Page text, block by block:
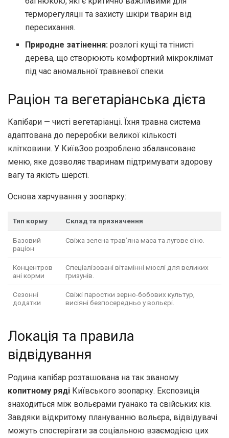
терморегуляції та захисту шкіри тварин від
пересихання.
Природне затінення: розлогі кущі та тінисті
дерева, що створюють комфортний мікроклімат
під час аномальної травневої спеки.
Раціон та вегетаріанська дієта
Капібари — чисті вегетаріанці. Їхня травна система
адаптована до переробки великої кількості
клітковини. У КиївЗоо розроблено збалансоване
меню, яке дозволяє тваринам підтримувати здорову
вагу та якість шерсті.
Основа харчування у зоопарку:
Тип корму Склад та призначення
Базовий
раціон
Свіжа зелена трав’яна маса та лугове сіно.
Концентров
ані корми
Спеціалізовані вітамінні мюслі для великих
гризунів.
Сезонні
додатки
Свіжі паростки зерно-бобових культур,
висіяні безпосередньо у вольєрі.
Локація та правила
відвідування
Родина капібар розташована на так званому
копитному ряді Київського зоопарку. Експозиція
знаходиться між вольєрами гуанако та свійських кіз.
Завдяки відкритому плануванню вольєра, відвідувачі
можуть спостерігати за соціальною взаємодією цих